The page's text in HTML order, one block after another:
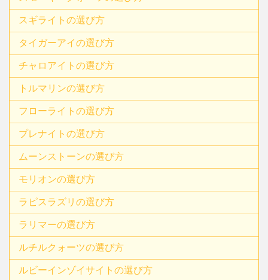
スギライトの選び方
タイガーアイの選び方
チャロアイトの選び方
トルマリンの選び方
フローライトの選び方
プレナイトの選び方
ムーンストーンの選び方
モリオンの選び方
ラピスラズリの選び方
ラリマーの選び方
ルチルクォーツの選び方
ルビーインゾイサイトの選び方